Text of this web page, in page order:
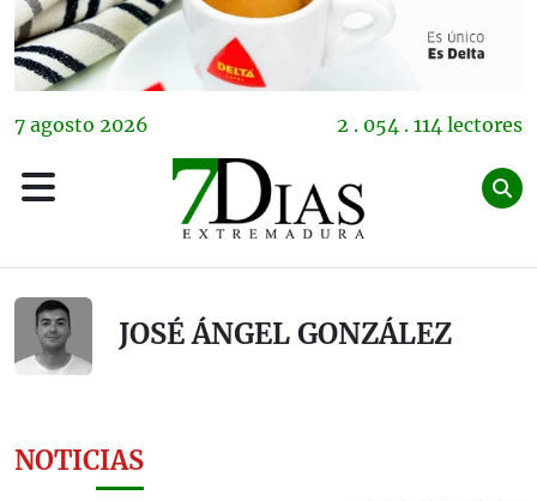
7 agosto 2026 2 . 054 . 114 lectores
JOSÉ ÁNGEL GONZÁLEZ
NOTICIAS